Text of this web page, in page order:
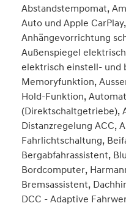
Abstandstempomat,
Auto und Apple
Anhängevorrichtung
Außenspiegel
elektrisch einstell- und
Memoryfunktion,
Hold-Funktion,
(Direktschaltgetriebe),
Distanzregelung ACC,
Fahrlichtschaltung,
Bergabfahrassistent,
Bordcomputer,
Bremsassistent,
DCC - Adaptive